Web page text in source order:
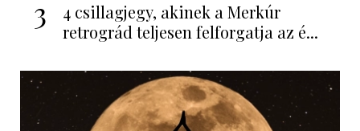
3
4 csillagjegy, akinek a Merkúr
retrográd teljesen felforgatja az é...